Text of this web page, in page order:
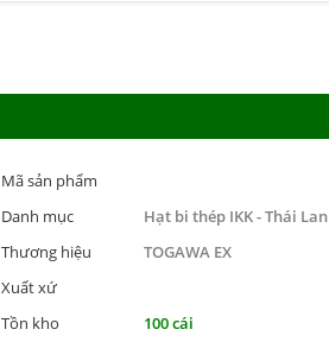
Mã sản phẩm
Danh mục
Hạt bi thép IKK - Thái Lan
Thương hiệu
TOGAWA EX
Xuất xứ
Tồn kho
100 cái